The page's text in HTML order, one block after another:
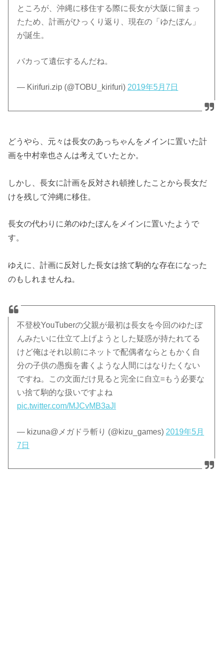
ところが、沖縄に移住する際に長女が大阪に留まっ
たため、計画がひっくり返り、現在の「ゆたぼん」
が誕生。
バカって遺伝するんだね。
— Kirifuri.zip (@TOBU_kirifuri) 2019年5月7日
どうやら、元々は長女のあっちゃんをメインに置いた計
画を中村幸也さんは考えていたとか。
しかし、長女に計画を反対され頓挫したことから長女だ
けを残して沖縄に移住。
長女の代わりに弟のゆたぼんをメインに置いたようで
す。
ゆえに、計画に反対した長女は捨て駒的な存在になった
のもしれませんね。
不登校YouTuberの父親が最初は長女を今回のゆたぼ
んみたいに仕立て上げようとした疑惑が持たれてる
けど俺はそれ以前にネットで配偶者ならともかく自
分の子供の愚痴を書くような人間にはなりたくない
ですね。この文面だけ見ると完全に自立=もう必要な
い捨て駒的な扱いですよね
pic.twitter.com/MJCvMB3aJl
— kizuna@メガドラ斬り (@kizu_games) 2019年5月
7日